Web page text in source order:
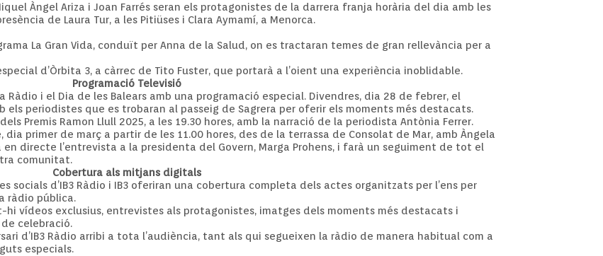
Àngel Ariza i Joan Farrés seran els protagonistes de la darrera franja horària del dia amb les
de Laura Tur, a les Pitiüses i Clara Aymamí, a Menorca.
La Gran Vida, conduït per Anna de la Salud, on es tractaran temes de gran rellevància per a
d’Òrbita 3, a càrrec de Tito Fuster, que portarà a l’oient una experiència inoblidable.
Programació Televisió
Ràdio i el Dia de les Balears amb una programació especial. Divendres, dia 28 de febrer, el
els periodistes que es trobaran al passeig de Sagrera per oferir els moments més destacats.
Premis Ramon Llull 2025, a les 19.30 hores, amb la narració de la periodista Antònia Ferrer.
dia primer de març a partir de les 11.00 hores, des de la terrassa de Consolat de Mar, amb Àngela
directe l’entrevista a la presidenta del Govern, Marga Prohens, i farà un seguiment de tot el
comunitat.
Cobertura als mitjans digitals
socials d’IB3 Ràdio i IB3 oferiran una cobertura completa dels actes organitzats per l’ens per
ràdio pública.
vídeos exclusius, entrevistes als protagonistes, imatges dels moments més destacats i
celebració.
d’IB3 Ràdio arribi a tota l’audiència, tant als qui segueixen la ràdio de manera habitual com a
especials.